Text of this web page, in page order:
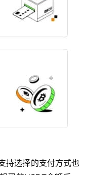
持选择的支付方式也